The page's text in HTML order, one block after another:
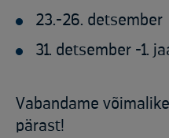
23.-26. detsember
31. detsember -1.
Vabandame
pärast!